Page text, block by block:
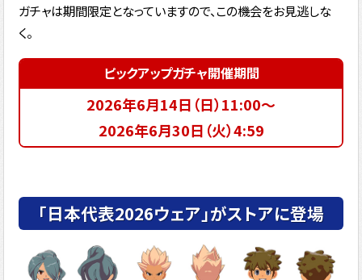
ガチャは期間限定となっていますので、この機会をお見逃しな
く。
ピックアップガチャ開催期間
2026年6月14日（日）11:00～
2026年6月30日（火）4:59
「日本代表2026ウェア」がストアに登場